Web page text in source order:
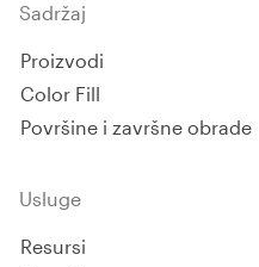
mogli ostaviti tragove, jamči
Sadržaj
Proizvodi
Color Fill
Površine i završne obrade
Usluge
Resursi